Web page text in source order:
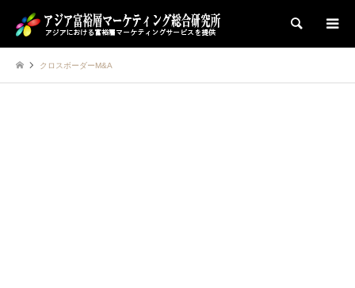
検索
クロスボーダーM&A